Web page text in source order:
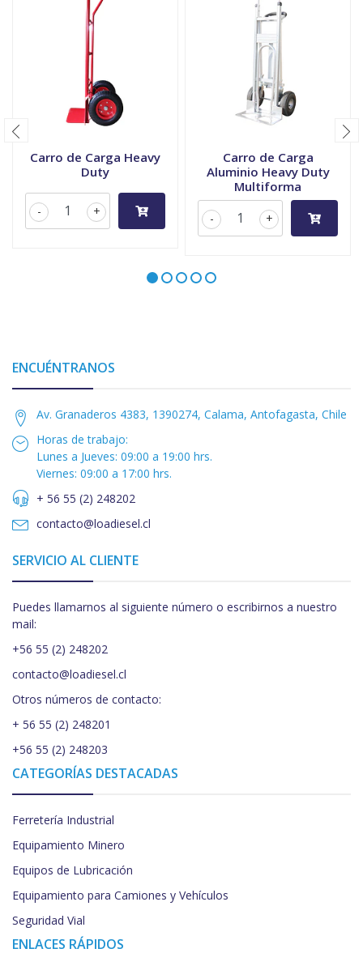
Carro de Carga Heavy
Duty
+
-
Carro de Carga
Aluminio Heavy Duty
Multiforma
+
-
ENCUÉNTRANOS
Av. Granaderos 4383, 1390274, Calama, Antofagasta, Chile
Horas de trabajo:
Lunes a Jueves: 09:00 a 19:00 hrs.
Viernes: 09:00 a 17:00 hrs.
+ 56 55 (2) 248202
contacto@loadiesel.cl
SERVICIO AL CLIENTE
Puedes llamarnos al siguiente número o escribirnos a nuestro
mail:
+56 55 (2) 248202
contacto@loadiesel.cl
Otros números de contacto:
+ 56 55 (2) 248201
+56 55 (2) 248203
CATEGORÍAS DESTACADAS
Ferretería Industrial
Equipamiento Minero
Equipos de Lubricación
Equipamiento para Camiones y Vehículos
Seguridad Vial
ENLACES RÁPIDOS